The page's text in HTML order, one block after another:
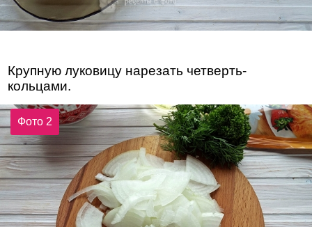
Крупную луковицу нарезать четверть-
кольцами.
Фото 2